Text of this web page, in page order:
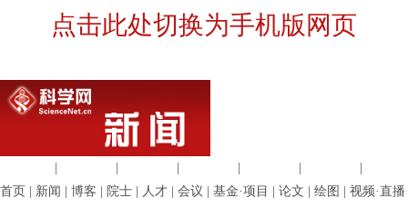
点击此处切换为手机版网页
首页
新闻 博客 院士 人才 会议 基金·项目 论文 绘图 视频·直播